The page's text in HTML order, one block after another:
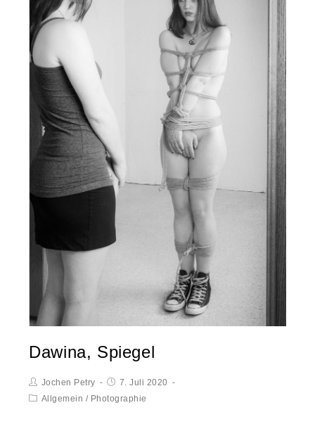
Dawina, Spiegel
Jochen Petry
7. Juli 2020
Allgemein / Photographie